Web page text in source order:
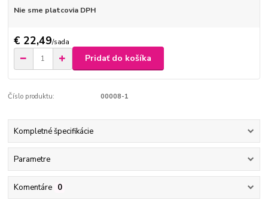
Nie sme platcovia DPH
€ 22,49/sada
Pridať do košíka
Číslo produktu: 00008-1
Kompletné špecifikácie
Parametre
Komentáre 0